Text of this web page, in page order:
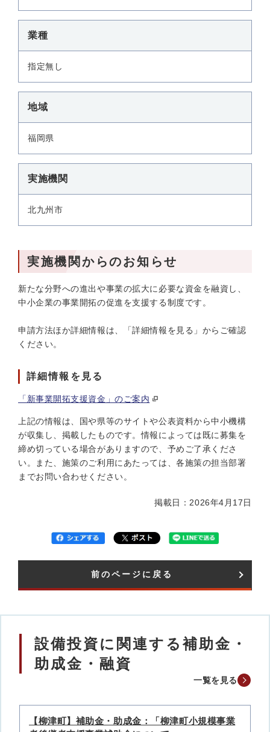
業種
指定無し
地域
福岡県
実施機関
北九州市
実施機関からのお知らせ
新たな分野への進出や事業の拡大に必要な資金を融資し、
中小企業の事業開拓の促進を支援する制度です。
申請方法ほか詳細情報は、「詳細情報を見る」からご確認
ください。
詳細情報を見る
「新事業開拓支援資金」のご案内
上記の情報は、国や県等のサイトや公表資料から中小機構
が収集し、掲載したものです。情報によっては既に募集を
締め切っている場合がありますので、予めご了承くださ
い。また、施策のご利用にあたっては、各施策の担当部署
までお問い合わせください。
掲載日：2026年4月17日
前のページに戻る
設備投資に関連する補助金・
助成金・融資
一覧を見る
【柳津町】補助金・助成金：「柳津町小規模事業